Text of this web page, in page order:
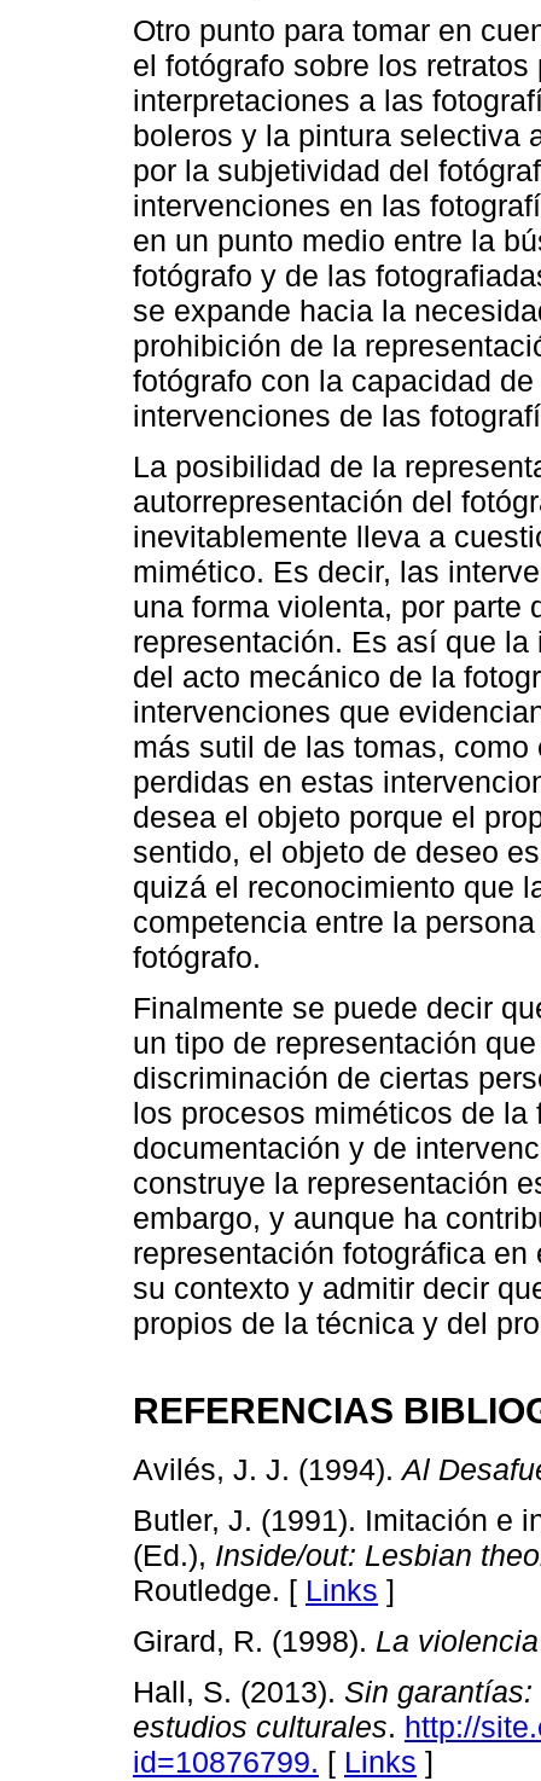
Otro punto para tomar en
el fotógrafo sobre los
interpretaciones a las
boleros y la pintura selectiva
por la subjetividad del
intervenciones en las
en un punto medio entre la
fotógrafo y de las
se expande hacia la
prohibición de la
fotógrafo con la capacidad
intervenciones de las
La posibilidad de la
autorrepresentación del
inevitablemente lleva a
mimético. Es decir, las
una forma violenta, por parte
representación. Es así que
del acto mecánico de la
intervenciones que
más sutil de las tomas,
perdidas en estas
desea el objeto porque el
sentido, el objeto de deseo
quizá el reconocimiento que
competencia entre la
fotógrafo.
Finalmente se puede decir
un tipo de representación
discriminación de ciertas
los procesos miméticos de
documentación y de
construye la representación
embargo, y aunque ha
representación fotográfica
su contexto y admitir decir
propios de la técnica y del
REFERENCIAS
Avilés, J. J. (1994).Al
Butler, J. (1991). Imitación e
(Ed.), Inside/out: Lesbian
Routledge. [ Links ]
Girard, R. (1998). La
Hall, S. (2013). Sin
estudios culturales. http://
id=10876799. [ Links ]